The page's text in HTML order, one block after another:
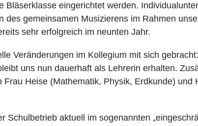
Bläserklasse eingerichtet werden.
des gemeinsamen Musizierens im Rahmen
sehr erfolgreich im neunten Jahr.
Veränderungen im Kollegium mit sich
uns nun dauerhaft als Lehrerin erhalten.
Heise (Mathematik, Physik, Erdkunde) und
Schulbetrieb aktuell im sogenannten